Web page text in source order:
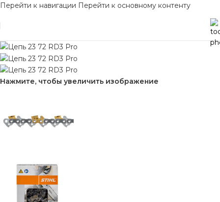
Перейти к навигации Перейти к основному контенту
Нажмите, чтобы увеличить изображение